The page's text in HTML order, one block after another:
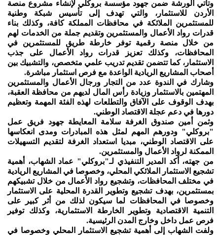
وتأتي الورشة ضمن جهود مؤسسة بروكلي لإنشاء مشروع منصة
الأردن للاستثمار، والتي تهدف إلى تأسيس شبكة وطنية
للمستثمرين الملائكة في محافظات المملكة كافة، وكذلك بناء
قدرات رواد الأعمال والمستثمرين وتقديم جملة من الخدمات لهم
من خلال منصة رقمية توفر خارطة طريق للمستثمرين في
المحافظات، وكذلك تعزيز قدرات رواد الأعمال على جذب
الاستثمار، كما تتضمن تقديم تدريب علمي متخصص، والتشبيك بين
أصحاب المشاريع الريادية الواعدة مع فرص استثمار مباشرة.
وشارك في الندوة عدد من التجار ورجال الأعمال والمستثمرين
المهتمين بالاستثمار وزيادة رأس المال لديهم من محافظة العقبة،
بهدف الوقوف على الآفاق والتطلعات لهذه الفئة المهمة وتعظيم
دورها في دعم عجلة الاقتصاد الوطني.
وثمن أمين صندوق الغرفة سلامة المعايطة جهود فريق عمل
"بروكلي" ودورهم المهم لمثل هذه المبادرات ومدى انعكاسها
على الاقتصاد الوطني، مبديا استعداد الغرفة لتقديم التسهيلات
الممكنة لرواد الأعمال والمستثمرين.
من جهته، أكد المدير التنفيذي لـ"بروكلي" عماد الشهاب، أهمية
تشجيع الاستثمار الملائكي المحلي، وخصوصا في المشاريع الريادية
في مختلف المحافظات، وتشجيع رواد الأعمال من خلال تشبيكهم
بمستثمرين، بهدف تشجيع وتطوير القدرة المحلية على الاستثمار
وخصوصا في المحافظات لما سيكون لذلك من أثر كبير على
التنمية الاقتصادية وتطوير الخارطة الاستثمارية، وكذلك توفير
فرص عمل داخل وخارج المدن الرئيسية.
ولفت الشهاب إلى أهمية تشجيع الاستثمار المحلي وخصوصا في